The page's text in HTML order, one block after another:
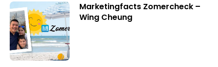
Marketingfacts Zomercheck –
Wing Cheung